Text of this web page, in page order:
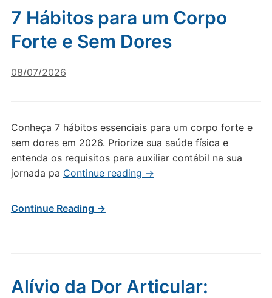
7 Hábitos para um Corpo
Forte e Sem Dores
08/07/2026
Conheça 7 hábitos essenciais para um corpo forte e
sem dores em 2026. Priorize sua saúde física e
entenda os requisitos para auxiliar contábil na sua
jornada pa Continue reading →
Continue Reading →
Alívio da Dor Articular: